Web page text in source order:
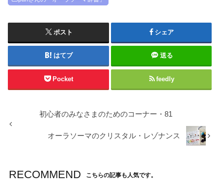
ポスト シェア
はてブ 送る
Pocket feedly
初心者のみなさまのためのコーナー・81
オーラソーマのクリスタル・レゾナンス
RECOMMEND こちらの記事も人気です。